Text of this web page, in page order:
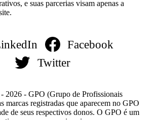
e suas parcerias visam apenas a
Facebook
Twitter
2026 - GPO (Grupo de Profissionais
marcas registradas que aparecem no GPO
de seus respectivos donos. O GPO é um